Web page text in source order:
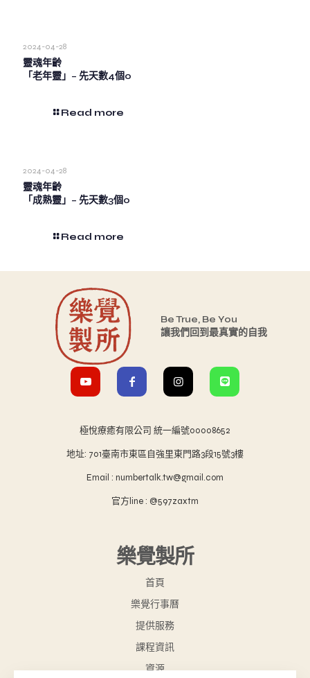
2024-04-28
靈魂年齡
「老年靈」– 先天數4個0
Read more
2024-04-28
靈魂年齡
「成熟靈」– 先天數3個0
Read more
Be True, Be You
讓我們回到最真實的自我
極悅療癒有限公司 統一編號00008652
地址: 701臺南市東區自強里東門路3段15號3樓
Email : numbertalk.tw@gmail.com
官方line : @597zaxtm
樂覺製所
首頁
樂覺行事曆
提供服務
課程資訊
資源